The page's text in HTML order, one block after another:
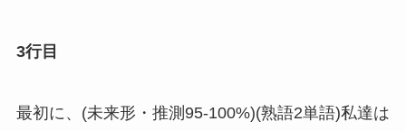
3行目
最初に、(未来形・推測95-100%)(熟語2単語)私達は